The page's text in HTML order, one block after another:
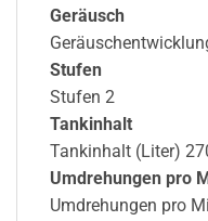
Geräusch
Stufen
Stufen 2
Tankinhalt
Tankinhalt (Liter)
Umdrehungen pro
Umdrehungen pro